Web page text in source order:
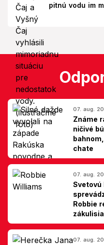
pitnú vodu im
07. aug.
Známe
ničivé
chate
07. aug.
Svetovú
Robbie
Bebe
07. aug.